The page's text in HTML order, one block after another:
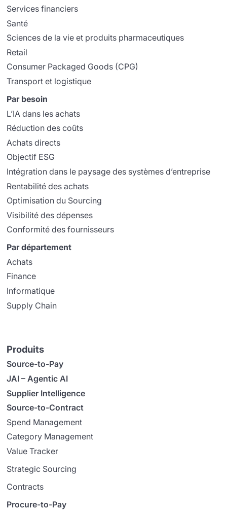
Services financiers
Santé
Sciences de la vie et produits pharmaceutiques
Retail
Consumer Packaged Goods (CPG)
Transport et logistique
Par besoin
L’IA dans les achats
Réduction des coûts
Achats directs
Objectif ESG
Intégration dans le paysage des systèmes d’entreprise
Rentabilité des achats
Optimisation du Sourcing
Visibilité des dépenses
Conformité des fournisseurs
Par département
Achats
Finance
Informatique
Supply Chain
Produits
Source-to-Pay
JAI – Agentic AI
Supplier Intelligence
Source-to-Contract
Spend Management
Category Management
Value Tracker
Strategic Sourcing
Contracts
Procure-to-Pay